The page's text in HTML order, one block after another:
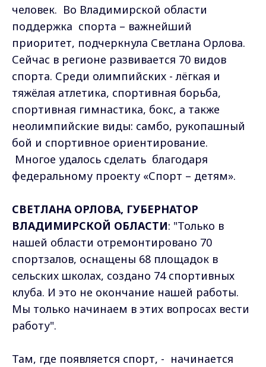
человек. Во Владимирской области
поддержка спорта – важнейший
приоритет, подчеркнула Светлана Орлова.
Сейчас в регионе развивается 70 видов
спорта. Среди олимпийских - лёгкая и
тяжёлая атлетика, спортивная борьба,
спортивная гимнастика, бокс, а также
неолимпийские виды: самбо, рукопашный
бой и спортивное ориентирование.
Многое удалось сделать благодаря
федеральному проекту «Спорт – детям».
СВЕТЛАНА ОРЛОВА, ГУБЕРНАТОР
ВЛАДИМИРСКОЙ ОБЛАСТИ: "Только в
нашей области отремонтировано 70
спортзалов, оснащены 68 площадок в
сельских школах, создано 74 спортивных
клуба. И это не окончание нашей работы.
Мы только начинаем в этих вопросах вести
работу".
Там, где появляется спорт, - начинается